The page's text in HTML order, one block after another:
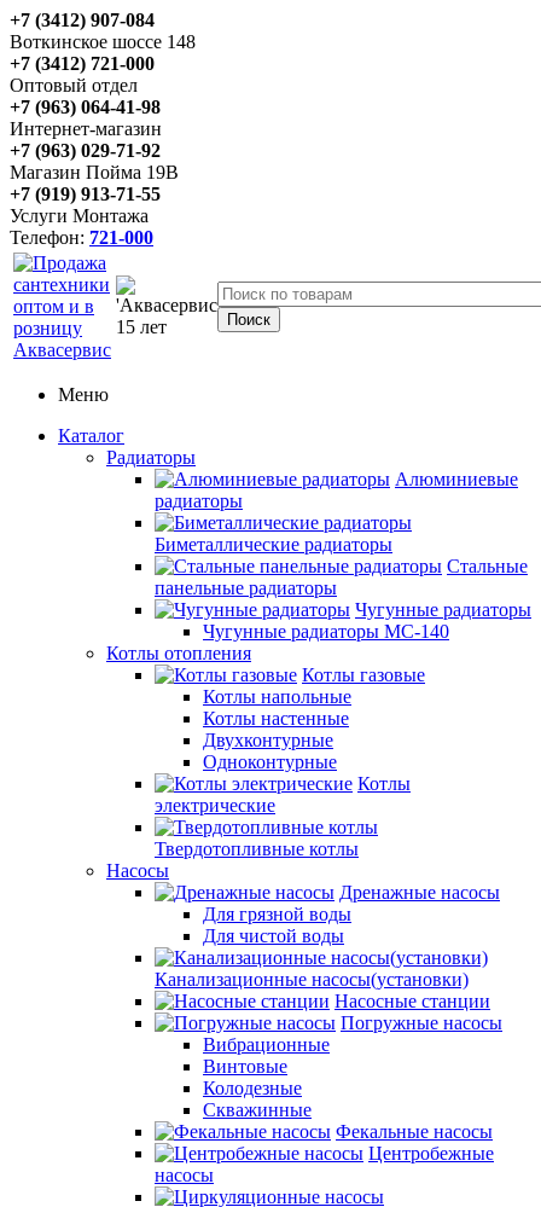
+7 (3412) 907-084
Воткинское шоссе 148
+7 (3412) 721-000
Оптовый отдел
+7 (963) 064-41-98
Интернет-магазин
+7 (963) 029-71-92
Магазин Пойма 19В
+7 (919) 913-71-55
Услуги Монтажа
Телефон: 721-000
Меню
Каталог
Радиаторы
Алюминиевые
радиаторы
Биметаллические радиаторы
Стальные
панельные радиаторы
Чугунные радиаторы
Чугунные радиаторы МС-140
Котлы отопления
Котлы газовые
Котлы напольные
Котлы настенные
Двухконтурные
Одноконтурные
Котлы
электрические
Твердотопливные котлы
Насосы
Дренажные насосы
Для грязной воды
Для чистой воды
Канализационные насосы(установки)
Насосные станции
Погружные насосы
Вибрационные
Винтовые
Колодезные
Скважинные
Фекальные насосы
Центробежные
насосы